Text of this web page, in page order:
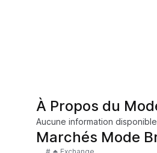
À Propos du
Aucune information
Marchés Mode